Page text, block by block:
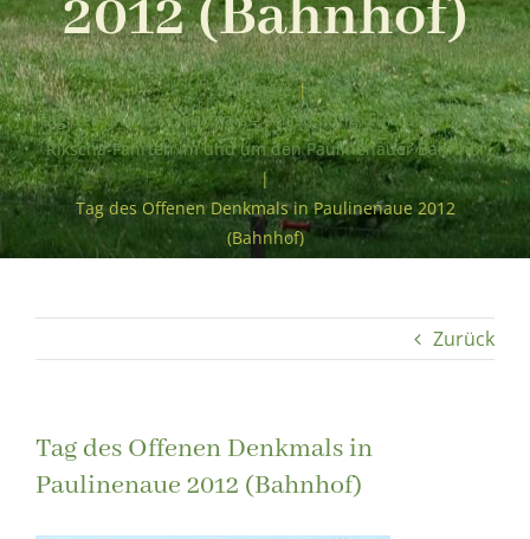
2012 (Bahnhof)
Startseite |
Tag des offenen Denkmals – Ausstellung, Führungen und
Rikscha-Fahrten im und um den Paulinenauer Bahnhof
|
Tag des Offenen Denkmals in Paulinenaue 2012
(Bahnhof)
Zurück
Tag des Offenen Denkmals in
Paulinenaue 2012 (Bahnhof)